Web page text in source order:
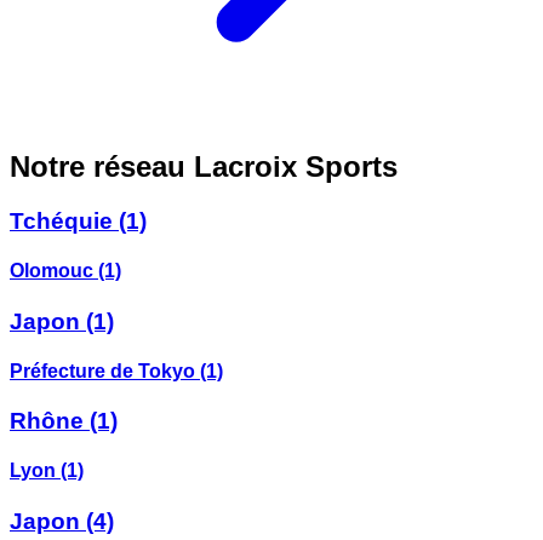
Notre réseau Lacroix Sports
Tchéquie (1)
Olomouc (1)
Japon (1)
Préfecture de Tokyo (1)
Rhône (1)
Lyon (1)
Japon (4)